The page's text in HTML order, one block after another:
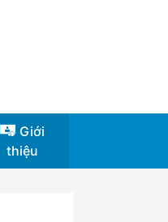
Giới
thiệu